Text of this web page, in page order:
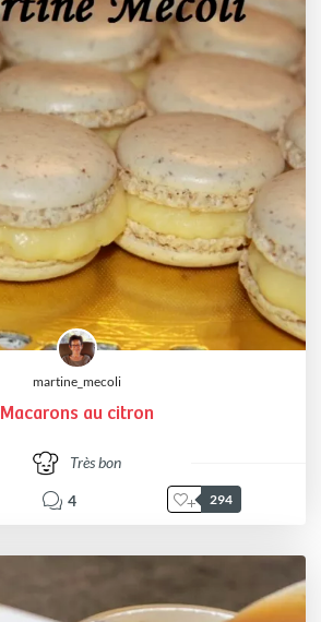
martine_mecoli
Macarons au citron
Très bon
4 294